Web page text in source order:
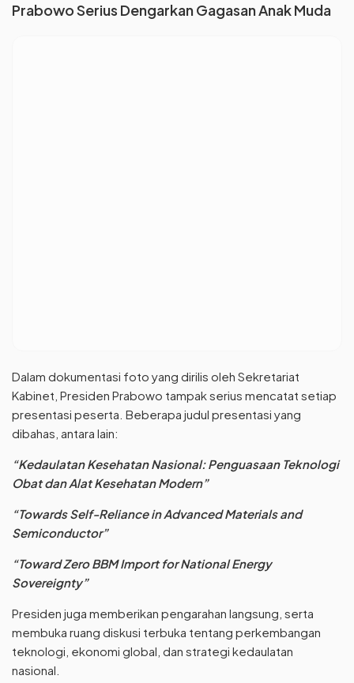
Prabowo Serius Dengarkan Gagasan Anak Muda
Dalam dokumentasi foto yang dirilis oleh Sekretariat
Kabinet, Presiden Prabowo tampak serius mencatat setiap
presentasi peserta. Beberapa judul presentasi yang
dibahas, antara lain:
“Kedaulatan Kesehatan Nasional: Penguasaan Teknologi
Obat dan Alat Kesehatan Modern”
“Towards Self-Reliance in Advanced Materials and
Semiconductor”
“Toward Zero BBM Import for National Energy
Sovereignty”
Presiden juga memberikan pengarahan langsung, serta
membuka ruang diskusi terbuka tentang perkembangan
teknologi, ekonomi global, dan strategi kedaulatan
nasional.